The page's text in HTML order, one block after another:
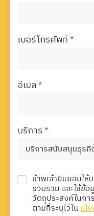
เบอร์โทรศัพท์*
อีเมล*
บริการ*
ข้าพเจ้ายินยอมใ
รวบรวม และใช้ข้
วัตถุประสงค์ในกา
ตามที่ระบุไว้ในนโ